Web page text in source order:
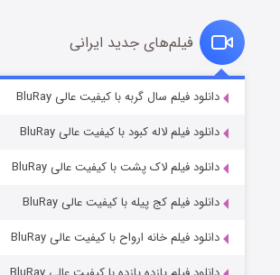
قسمت۷ (زیرنویس) منتشر شد
فیلم‌های جدید ایرانی
دانلود فیلم سال گربه با کیفیت عالی BluRay
دانلود فیلم لاله کبود با کیفیت عالی BluRay
دانلود فیلم لاک پشت با کیفیت عالی BluRay
دانلود فیلم کج‌ پیله با کیفیت عالی BluRay
دانلود فیلم خانه ارواح با کیفیت عالی BluRay